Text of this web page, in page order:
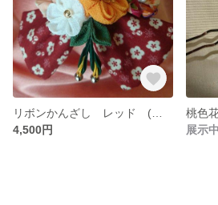
4,500円
桃色
展示中